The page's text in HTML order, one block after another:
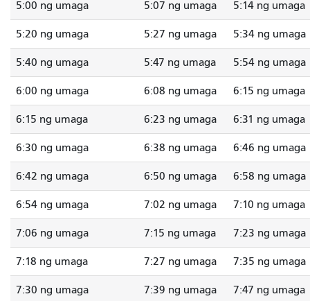
5:00 ng umaga 5:07 ng umaga 5:14 ng umaga
5:20 ng umaga 5:27 ng umaga 5:34 ng umaga
5:40 ng umaga 5:47 ng umaga 5:54 ng umaga
6:00 ng umaga 6:08 ng umaga 6:15 ng umaga
6:15 ng umaga 6:23 ng umaga 6:31 ng umaga
6:30 ng umaga 6:38 ng umaga 6:46 ng umaga
6:42 ng umaga 6:50 ng umaga 6:58 ng umaga
6:54 ng umaga 7:02 ng umaga 7:10 ng umaga
7:06 ng umaga 7:15 ng umaga 7:23 ng umaga
7:18 ng umaga 7:27 ng umaga 7:35 ng umaga
7:30 ng umaga 7:39 ng umaga 7:47 ng umaga